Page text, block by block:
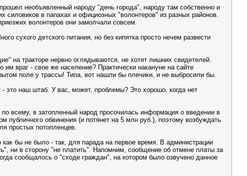
необъявленный народу "день города", народу там собственно и
в папахах и официозных "волонтеров" из разных районов.
волонтеров они замолчали совсем.
сухого детского питания, но без кипятка просто нечем развести
на тракторе нервно оглядываются, не хотят лишних свидетелей.
враг - свое же население? Практически накануне на сайте
поле у трассы! Типа, вот нашли бы плечики, и не выбросили бы.
- это наш штаб. У вас, может, проблемы? Это хорошо, когда нет
всему, в затопленный народ просочилась информация о введении в
публичного обвинения (и потянет на 5 млн руб.), поэтому возбуждать
простых потопленцев.
бы не было - так, для парада на первое время. В администрации
ни в сторону "не платить". Напомним, сообщение об отмене платы за
сообщалось о "сходе граждан", на котором было озвучено данное